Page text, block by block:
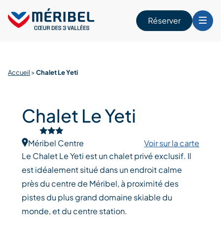
content
Réserver
Accueil >Chalet Le Yeti
Chalet Le Yeti
Méribel Centre
Voir sur la carte
Le Chalet Le Yeti est un chalet privé exclusif. Il
est idéalement situé dans un endroit calme
près du centre de Méribel, à proximité des
pistes du plus grand domaine skiable du
monde, et du centre station.